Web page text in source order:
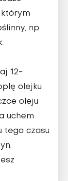
którym
np.
12-
olejku
oleju
uchem
tego czasu